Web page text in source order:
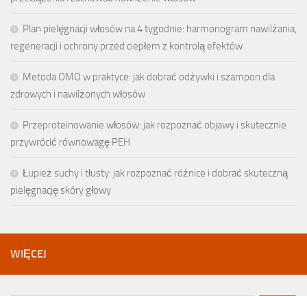
Plan pielęgnacji włosów na 4 tygodnie: harmonogram nawilżania,
regeneracji i ochrony przed ciepłem z kontrolą efektów
Metoda OMO w praktyce: jak dobrać odżywki i szampon dla
zdrowych i nawilżonych włosów
Przeproteinowanie włosów: jak rozpoznać objawy i skutecznie
przywrócić równowagę PEH
Łupież suchy i tłusty: jak rozpoznać różnice i dobrać skuteczną
pielęgnację skóry głowy
WIĘCEJ